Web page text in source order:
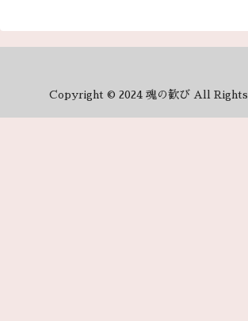
Copyright © 2024 魂の歓び All Rights